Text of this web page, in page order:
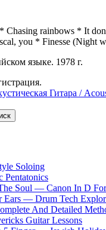
rainbows * It
you * Finesse
языке. 1978 г.
Гитара /
Soloing
Soul — Canon In D
Ears — Drum Tech
And Detailed
Guitar Lessons